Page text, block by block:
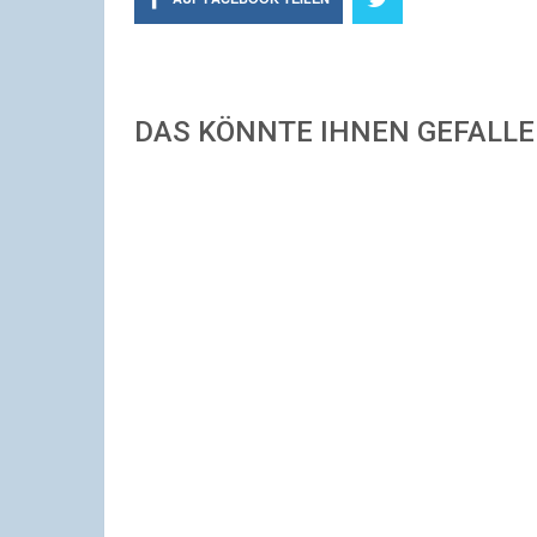
DAS KÖNNTE IHNEN